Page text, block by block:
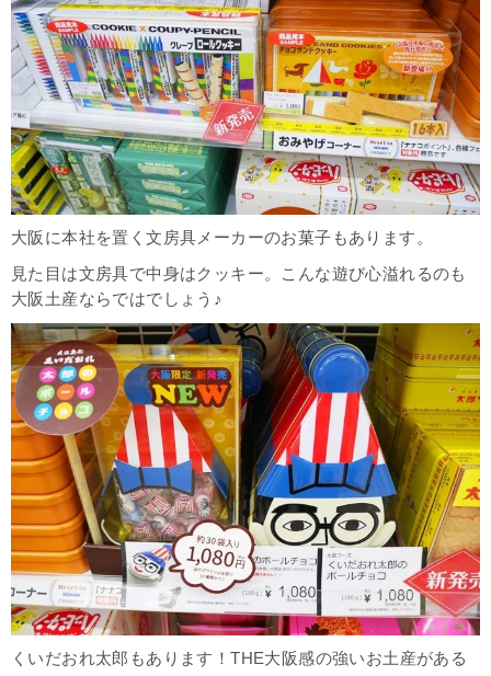
大阪に本社を置く文房具メーカーのお菓子もあります。
見た目は文房具で中身はクッキー。こんな遊び心溢れるのも
大阪土産ならではでしょう♪
くいだおれ太郎もあります！THE大阪感の強いお土産がある